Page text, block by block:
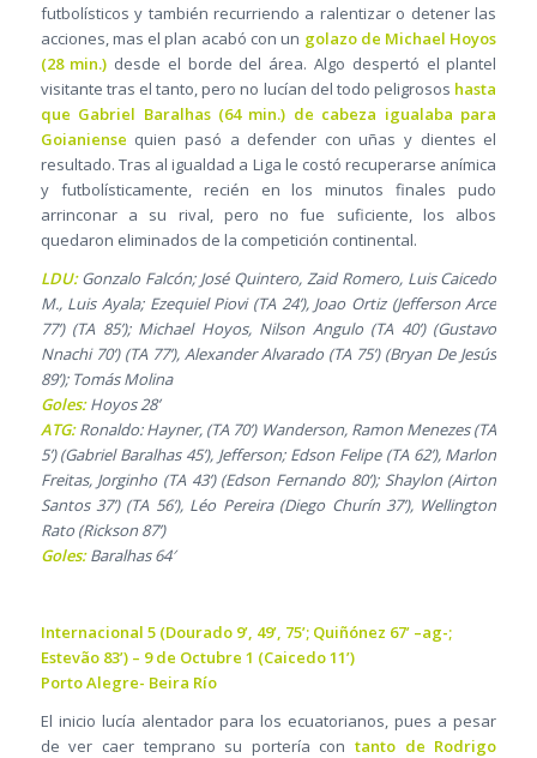
futbolísticos y también recurriendo a ralentizar o detener las
acciones, mas el plan acabó con un golazo de Michael Hoyos
(28 min.) desde el borde del área. Algo despertó el plantel
visitante tras el tanto, pero no lucían del todo peligrosos hasta
que Gabriel Baralhas (64 min.) de cabeza igualaba para
Goianiense quien pasó a defender con uñas y dientes el
resultado. Tras al igualdad a Liga le costó recuperarse anímica
y futbolísticamente, recién en los minutos finales pudo
arrinconar a su rival, pero no fue suficiente, los albos
quedaron eliminados de la competición continental.
LDU:Gonzalo Falcón; José Quintero, Zaid Romero, Luis Caicedo
M., Luis Ayala; Ezequiel Piovi (TA 24’), Joao Ortiz (Jefferson Arce
77’) (TA 85’); Michael Hoyos, Nilson Angulo (TA 40’) (Gustavo
Nnachi 70’) (TA 77’), Alexander Alvarado (TA 75’) (Bryan De Jesús
89’); Tomás Molina
Goles:Hoyos 28’
ATG:Ronaldo: Hayner, (TA 70’) Wanderson, Ramon Menezes (TA
5’) (Gabriel Baralhas 45’), Jefferson; Edson Felipe (TA 62’), Marlon
Freitas, Jorginho (TA 43’) (Edson Fernando 80’); Shaylon (Airton
Santos 37’) (TA 56’), Léo Pereira (Diego Churín 37’), Wellington
Rato (Rickson 87’)
Goles:Baralhas 64′
Internacional 5 (Dourado 9’, 49’, 75’; Quiñónez 67’ –ag-;
Estevão 83’) – 9 de Octubre 1 (Caicedo 11’)
Porto Alegre- Beira Río
El inicio lucía alentador para los ecuatorianos, pues a pesar
de ver caer temprano su portería contanto de Rodrigo